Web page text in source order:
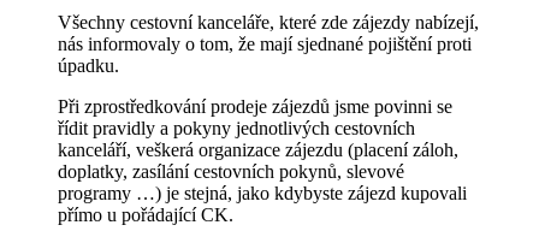
Všechny cestovní kanceláře, které zde zájezdy nabízejí,
nás informovaly o tom, že mají sjednané pojištění proti
úpadku.
Při zprostředkování prodeje zájezdů jsme povinni se
řídit pravidly a pokyny jednotlivých cestovních
kanceláří, veškerá organizace zájezdu (placení záloh,
doplatky, zasílání cestovních pokynů, slevové
programy …) je stejná, jako kdybyste zájezd kupovali
přímo u pořádající CK.